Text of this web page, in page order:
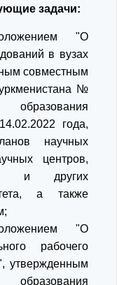
задачи:
"О
в вузах
совместным
№
года,
научных
центров,
и других
а также
"О
рабочего
утвержденным